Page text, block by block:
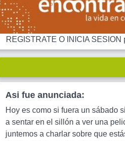
REGISTRATE O INICIA
Asi fue anunciada:
Hoy es como si fuera un sábado
a sentar en el sillón a ver una
juntemos a charlar sobre que